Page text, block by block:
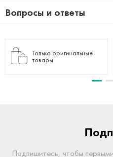
Вопросы и ответы
Только оригинальные
товары
Подпишитесь, чтобы